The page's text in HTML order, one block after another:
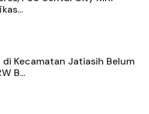
di Kecamatan Jatiasih Belum
B...